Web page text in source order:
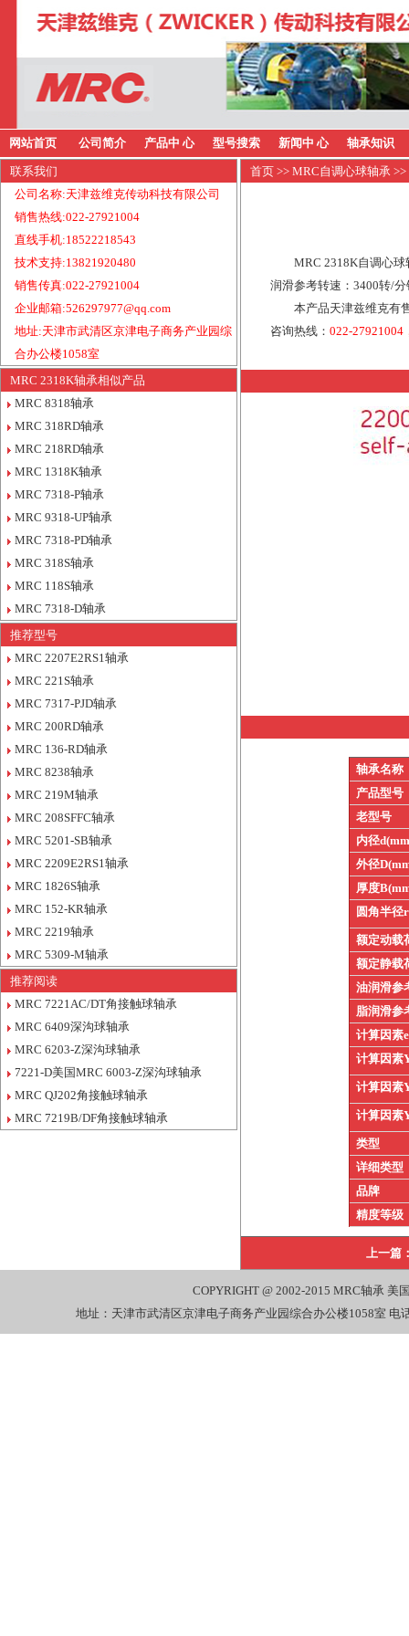
网站首页 公司简介 产品中 心 型号搜索 新闻中 心 轴承知识
联系我们
公司名称:天津兹维克传动科技有限公司
销售热线:022-27921004
直线手机:18522218543
技术支持:13821920480
销售传真:022-27921004
企业邮箱:526297977@qq.com
地址:天津市武清区京津电子商务产业园综
合办公楼1058室
MRC 2318K轴承相似产品
MRC 8318轴承
MRC 318RD轴承
MRC 218RD轴承
MRC 1318K轴承
MRC 7318-P轴承
MRC 9318-UP轴承
MRC 7318-PD轴承
MRC 318S轴承
MRC 118S轴承
MRC 7318-D轴承
推荐型号
MRC 2207E2RS1轴承
MRC 221S轴承
MRC 7317-PJD轴承
MRC 200RD轴承
MRC 136-RD轴承
MRC 8238轴承
MRC 219M轴承
MRC 208SFFC轴承
MRC 5201-SB轴承
MRC 2209E2RS1轴承
MRC 1826S轴承
MRC 152-KR轴承
MRC 2219轴承
MRC 5309-M轴承
推荐阅读
MRC 7221AC/DT角接触球轴承
MRC 6409深沟球轴承
MRC 6203-Z深沟球轴承
7221-D美国MRC 6003-Z深沟球轴承
MRC QJ202角接触球轴承
MRC 7219B/DF角接触球轴承
首页 >> MRC自调心球轴承
MRC 2318K自调心
润滑参考转速：3400转/
本产品天津兹维克有
咨询热线：022-27921004
轴承名称
产品型号
老型号
内径
外径
厚度
圆角半径r
额定动载
额定静载
油润滑参
脂润滑参
计算因素e
计算因素
计算因素
计算因素
类型
详细类型
品牌
精度等级
上一篇
COPYRIGHT @ 2002-2015 MRC轴承 美
地址：天津市武清区京津电子商务产业园综合办公楼1058室 电